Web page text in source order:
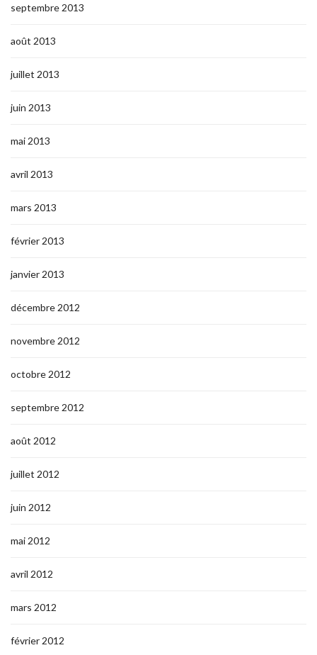
septembre 2013
août 2013
juillet 2013
juin 2013
mai 2013
avril 2013
mars 2013
février 2013
janvier 2013
décembre 2012
novembre 2012
octobre 2012
septembre 2012
août 2012
juillet 2012
juin 2012
mai 2012
avril 2012
mars 2012
février 2012